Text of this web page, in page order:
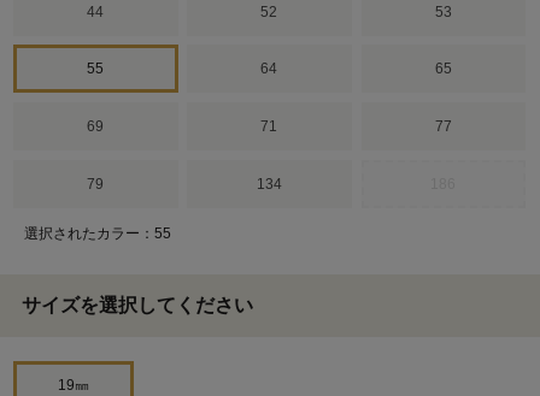
44 52 53
55 64 65
69 71 77
79 134
選択されたカラー：55
サイズを選択してください
19㎜